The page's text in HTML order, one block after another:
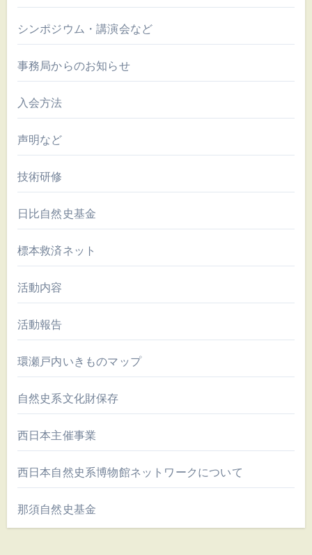
シンポジウム・講演会など
事務局からのお知らせ
入会方法
声明など
技術研修
日比自然史基金
標本救済ネット
活動内容
活動報告
環瀬戸内いきものマップ
自然史系文化財保存
西日本主催事業
西日本自然史系博物館ネットワークについて
那須自然史基金